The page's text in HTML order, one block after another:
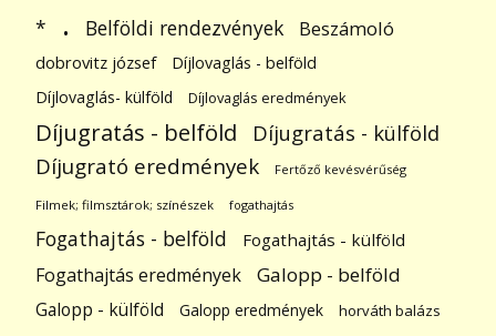
* . Belföldi rendezvények Beszámoló
dobrovitz józsef
Díjlovaglás - belföld
Díjlovaglás- külföld
Díjlovaglás eredmények
Díjugratás - belföld Díjugratás - külföld
Díjugrató eredmények Fertőző kevésvérűség
Filmek; filmsztárok; színészek fogathajtás
Fogathajtás - belföld Fogathajtás - külföld
Fogathajtás eredmények Galopp - belföld
Galopp - külföld Galopp eredmények horváth balázs